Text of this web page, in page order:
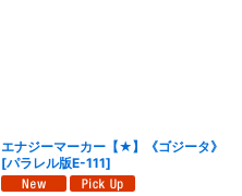
エナジーマーカー【★】《ゴジータ》
[パラレル版E-111]